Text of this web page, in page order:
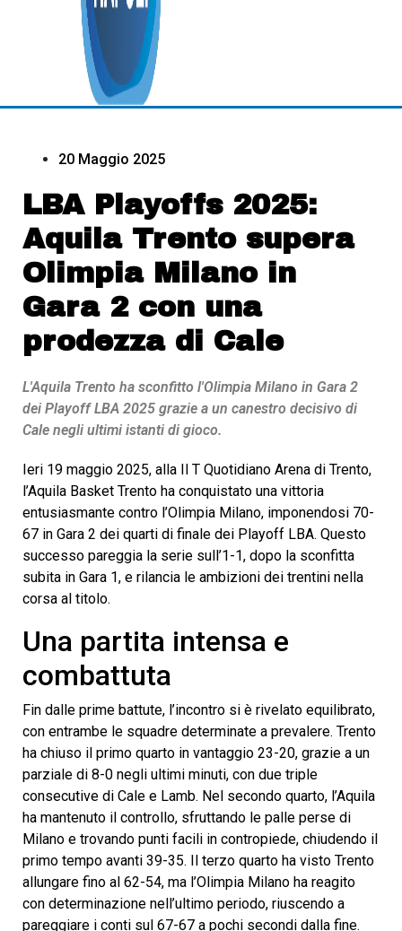
20 Maggio 2025
LBA Playoffs 2025:
Aquila Trento supera
Olimpia Milano in
Gara 2 con una
prodezza di Cale
L'Aquila Trento ha sconfitto l'Olimpia Milano in Gara 2
dei Playoff LBA 2025 grazie a un canestro decisivo di
Cale negli ultimi istanti di gioco.
Ieri 19 maggio 2025, alla Il T Quotidiano Arena di Trento,
l’Aquila Basket Trento ha conquistato una vittoria
entusiasmante contro l’Olimpia Milano, imponendosi 70-
67 in Gara 2 dei quarti di finale dei Playoff LBA. Questo
successo pareggia la serie sull’1-1, dopo la sconfitta
subita in Gara 1, e rilancia le ambizioni dei trentini nella
corsa al titolo.
Una partita intensa e
combattuta
Fin dalle prime battute, l’incontro si è rivelato equilibrato,
con entrambe le squadre determinate a prevalere. Trento
ha chiuso il primo quarto in vantaggio 23-20, grazie a un
parziale di 8-0 negli ultimi minuti, con due triple
consecutive di Cale e Lamb. Nel secondo quarto, l’Aquila
ha mantenuto il controllo, sfruttando le palle perse di
Milano e trovando punti facili in contropiede, chiudendo il
primo tempo avanti 39-35. Il terzo quarto ha visto Trento
allungare fino al 62-54, ma l’Olimpia Milano ha reagito
con determinazione nell’ultimo periodo, riuscendo a
pareggiare i conti sul 67-67 a pochi secondi dalla fine.